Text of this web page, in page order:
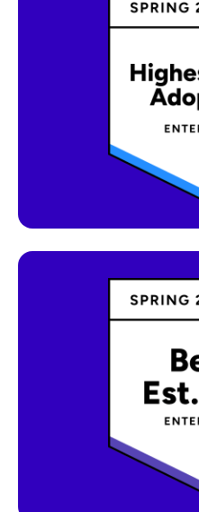
Dieses
herausragende
der
Unternehmen,
erhalten, haben in
geschätzte ROI-
wird anhand der
Erreichen